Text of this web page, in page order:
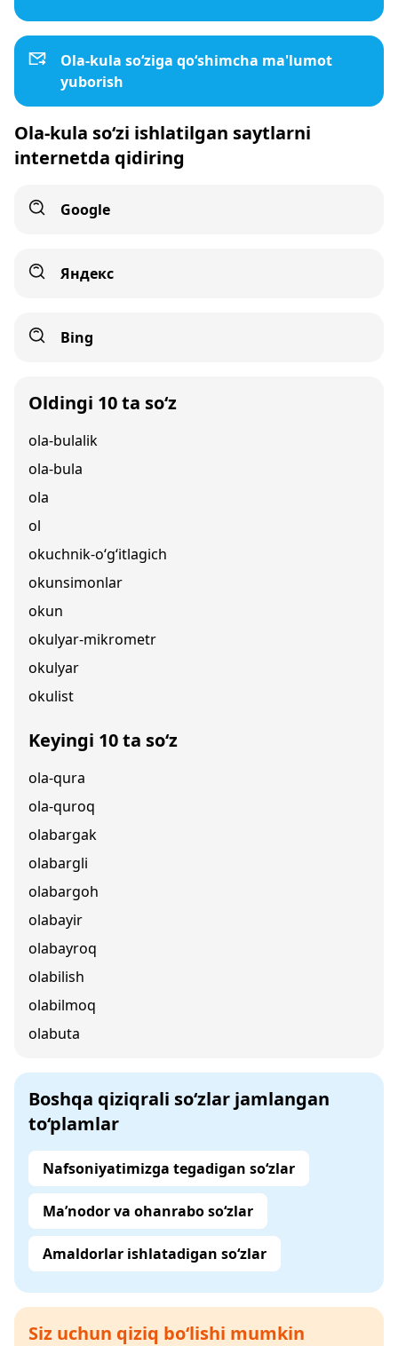
Ola-kula so‘ziga qo‘shimcha ma'lumot
yuborish
Ola-kula so‘zi ishlatilgan saytlarni
internetda qidiring
Google
Яндекс
Bing
Oldingi 10 ta so‘z
ola-bulalik
ola-bula
ola
ol
okuchnik-o‘g‘itlagich
okunsimonlar
okun
okulyar-mikrometr
okulyar
okulist
Keyingi 10 ta so‘z
ola-qura
ola-quroq
olabargak
olabargli
olabargoh
olabayir
olabayroq
olabilish
olabilmoq
olabuta
Boshqa qiziqrali so‘zlar jamlangan
to‘plamlar
Nafsoniyatimizga tegadigan so‘zlar
Ma’nodor va ohanrabo so‘zlar
Amaldorlar ishlatadigan so‘zlar
Siz uchun qiziq bo‘lishi mumkin